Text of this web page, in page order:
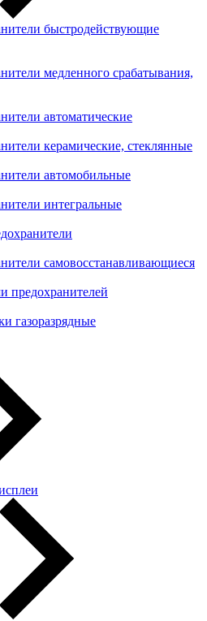
быстродействующие
медленного срабатывания,
автоматические
керамические, стеклянные
автомобильные
интегральные
самовосстанавливающиеся
предохранителей
газоразрядные